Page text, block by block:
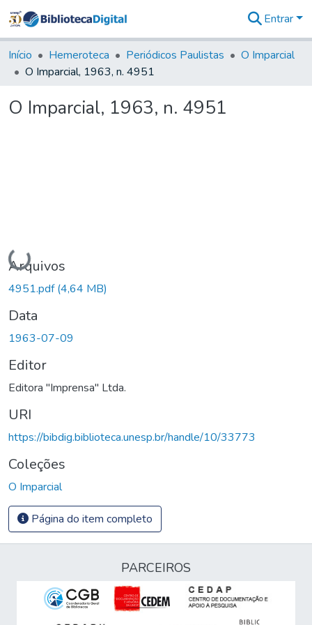
&
Coleções
Tudo na
Digital
Entrar
Início Hemeroteca Periódicos Paulistas
O Imparcial
O Imparcial, 1963, n. 4951
O Imparcial, 1963, n. 4951
Carregando...
Arquivos
4951.pdf(4,64 MB)
Data
1963-07-09
Editor
Editora "Imprensa" Ltda.
URI
https://bibdig.biblioteca.unesp.br/handle/10/33773
Coleções
O Imparcial
Página do item completo
PARCEIROS